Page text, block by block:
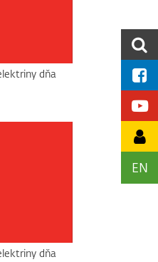
EN
dňa
dňa